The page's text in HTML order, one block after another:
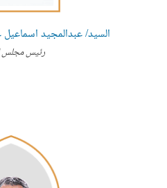
السيد/ عبدالمجيد اسماعيل
رئيس مجلس